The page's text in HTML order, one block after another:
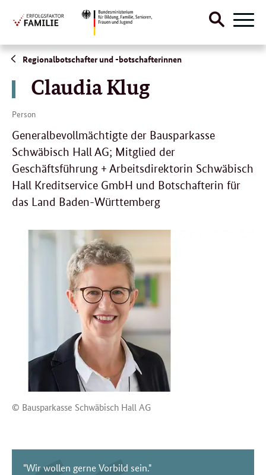
Direktlink:
Suche
Menü
Regionalbotschafter und -botschafterinnen
Claudia Klug
Person
Generalbevollmächtigte der Bausparkasse
Schwäbisch Hall AG; Mitglied der
Geschäftsführung + Arbeitsdirektorin Schwäbisch
Hall Kreditservice GmbH und Botschafterin für
das Land Baden-Württemberg
© Bausparkasse Schwäbisch Hall AG
"Wir wollen gerne Vorbild sein."